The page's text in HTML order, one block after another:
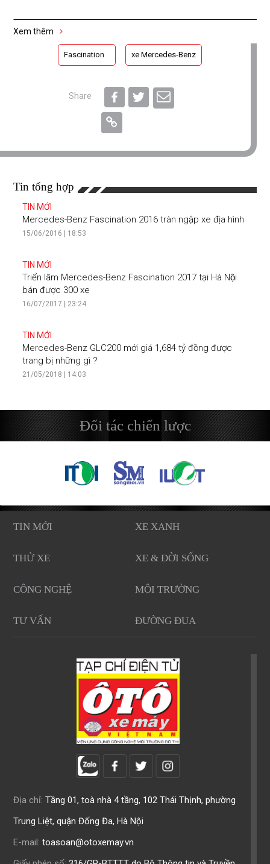
Xem thêm
Fascination xe Mercedes-Benz
Share
Tin tổng hợp
TIN MỚI
Mercedes-Benz Fascination 2016 tràn ngập xe địa hình
15/06/2016 | 18:53
TIN MỚI
Triển lãm Mercedes-Benz Fascination 2017 tại Hà Nội
bán được 300 xe
16/07/2017 | 23:24
TIN MỚI
Mercedes-Benz GLC200 mới giá 1,684 tỷ đồng được
trang bị những gì ?
21/05/2018 | 14:03
Đối tác chiến lược
TIN MỚI XE XANH
THỬ XE XE & ĐỜI SỐNG
CÔNG NGHỆ MÔI TRƯỜNG
TƯ VẤN ĐƯỜNG ĐUA
Địa chỉ: Tầng 01, toà nhà 4 tầng, 102 Thái Thịnh, phường
Trung Liệt, quận Đống Đa, Hà Nội
E-mail: toasoan@otoxemay.vn